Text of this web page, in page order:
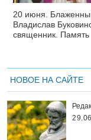
20 июня.
Владислав
священник. Память
НОВОЕ НА САЙТЕ